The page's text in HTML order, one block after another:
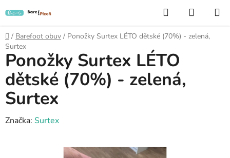
na
obsah
Hledat
KOŠÍK
Domů
/ Barefoot obuv / Ponožky Surtex LÉTO dětské (70%) - zelená,
Surtex
Ponožky Surtex LÉTO
dětské (70%) - zelená,
Surtex
Značka: Surtex